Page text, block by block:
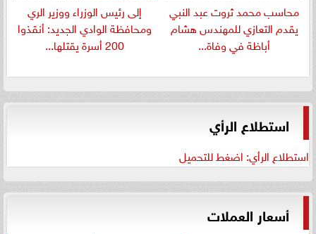
​محاسب محمد ثروت عبد النبي
يقدم التعازي للمهندس هشام
أباظة في وفاة...
إلى رئيس الوزراء ووزير الري
ومحافظة الوادي الجديد: أنقذوا
200 أسرة يقتلها...
استطلاع الرأي
استطلاع الرأي: اضغط للتحميل
أسعار العملات